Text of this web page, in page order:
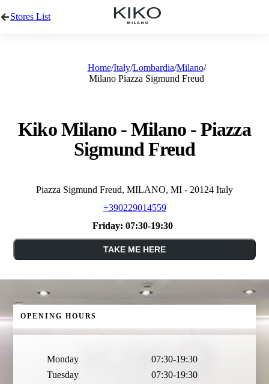
Stores List
Home Italy Lombardia Milano
Milano Piazza Sigmund Freud
Kiko Milano - Milano - Piazza
Sigmund Freud
Piazza Sigmund Freud, MILANO, MI - 20124 Italy
+390229014559
Friday:07:30-19:30
TAKE ME HERE
OPENING HOURS
Monday
07:30-19:30
Tuesday
07:30-19:30